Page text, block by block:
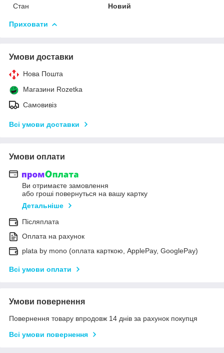
Стан Новий
Приховати
Умови доставки
Нова Пошта
Магазини Rozetka
Самовивіз
Всі умови доставки
Умови оплати
Ви отримаєте замовлення
або гроші повернуться на вашу картку
Детальніше
Післяплата
Оплата на рахунок
plata by mono (оплата карткою, ApplePay, GooglePay)
Всі умови оплати
Умови повернення
Повернення товару впродовж 14 днів за рахунок покупця
Всі умови повернення